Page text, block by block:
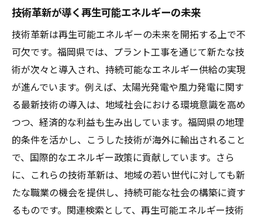
技術革新が導く再生可能エネルギーの未来
技術革新は再生可能エネルギーの未来を開拓する上で不
可欠です。福岡県では、プラント工事を通じて新たな技
術が次々と導入され、持続可能なエネルギー供給の実現
が進んでいます。例えば、太陽光発電や風力発電に関す
る最新技術の導入は、地域社会における環境意識を高め
つつ、経済的な利益も生み出しています。福岡県の地理
的条件を活かし、こうした技術が海外に輸出されること
で、国際的なエネルギー政策に貢献しています。さら
に、これらの技術革新は、地域の若い世代に対しても新
たな職業の機会を提供し、持続可能な社会の構築に資す
るものです。関連検索として、再生可能エネルギー技術